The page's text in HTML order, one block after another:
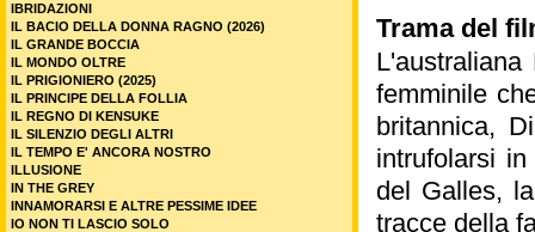
Trama del
femminile
britannica,
intrufolarsi
del Galles,
tracce della
IBRIDAZIONI
IL BACIO DELLA DONNA RAGNO (2026)
IL GRANDE BOCCIA
IL MONDO OLTRE
IL PRIGIONIERO (2025)
IL PRINCIPE DELLA FOLLIA
IL REGNO DI KENSUKE
IL SILENZIO DEGLI ALTRI
IL TEMPO E' ANCORA NOSTRO
ILLUSIONE
IN THE GREY
INNAMORARSI E ALTRE PESSIME IDEE
IO NON TI LASCIO SOLO